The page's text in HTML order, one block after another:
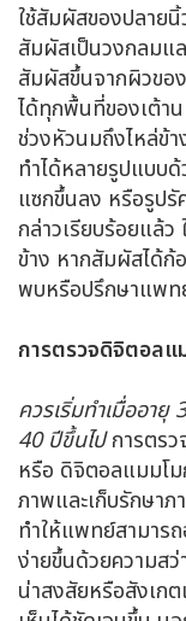
ใช้สัมผัสของปลาย
สัมผัสเป็นวงกลมแ
สัมผัสขึ้นจากผิวขอ
ได้ทุกพื้นที่ของเต้า
ช่วงหัวนมถึงไหล่ข้
ทำได้หลายรูปแบบ
แซกขึ้นลง หรือรูป
กล่าวเรียบร้อยแล้ว
ข้าง หากสัมผัสได้ก้
พบหรือปรึกษาแพท
การตรวจดิจิตอล
ควรเริ่มทำเมื่ออา
40 ปีขึ้นไปการตรว
หรือ ดิจิตอลแมมโ
ภาพและเก็บรักษา
ทำให้แพทย์สามาร
ง่ายขึ้นด้วยความส
น่าสงสัยหรือสังเก